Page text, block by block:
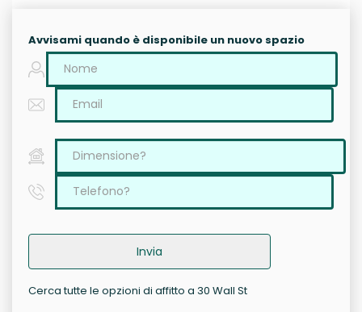
Avvisami quando è disponibile un nuovo spazio
Invia
Cerca tutte le opzioni di affitto a 30 Wall St